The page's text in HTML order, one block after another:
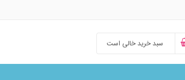
سبد خرید خالی است